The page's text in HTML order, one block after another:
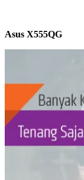
Asus X555QG